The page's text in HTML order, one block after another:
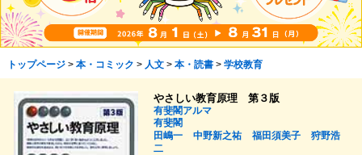
トップページ> 本・コミック > 人文> 本・読書> 学校教育
やさしい教育原理 第３版
有斐閣アルマ
有斐閣
田嶋一
中野新之祐 福田須美子
狩野浩
二